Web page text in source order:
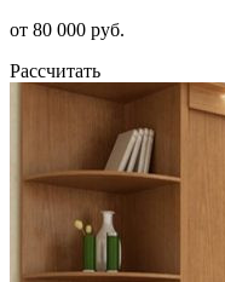
от 80 000 руб.
Рассчитать